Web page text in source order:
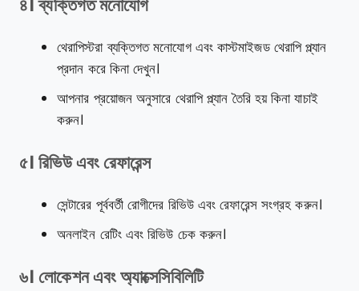
৪। ব্যক্তিগত মনোযোগ
থেরাপিস্টরা ব্যক্তিগত মনোযোগ এবং কাস্টমাইজড থেরাপি প্ল্যান
প্রদান করে কিনা দেখুন।
আপনার প্রয়োজন অনুসারে থেরাপি প্ল্যান তৈরি হয় কিনা যাচাই
করুন।
৫। রিভিউ এবং রেফারেন্স
সেন্টারের পূর্ববর্তী রোগীদের রিভিউ এবং রেফারেন্স সংগ্রহ করুন।
অনলাইন রেটিং এবং রিভিউ চেক করুন।
৬। লোকেশন এবং অ্যাক্সেসিবিলিটি